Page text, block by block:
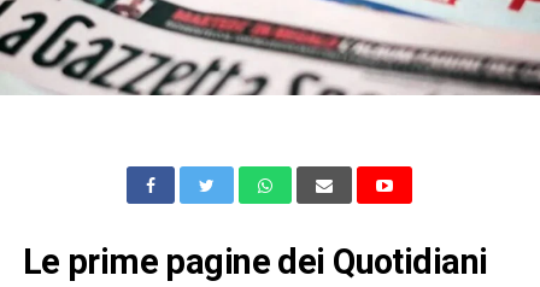
Le prime pagine dei Quotidiani